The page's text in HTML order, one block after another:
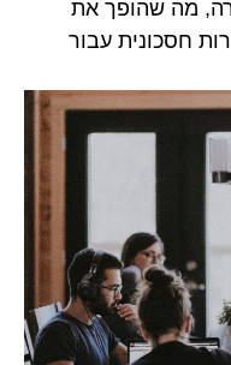
מה שהופך את
חסכונית עבור